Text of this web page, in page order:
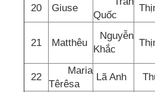
20 Giuse
Quốc
21 Matthêu
Nguyễn
Khắc
22
Maria
Têrêsa
Lã Anh